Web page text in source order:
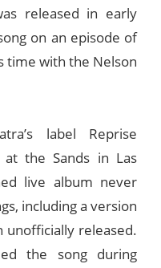
released in early
on an episode of
time with the Nelson
label Reprise
at the Sands in Las
live album never
including a version
unofficially released.
the song during